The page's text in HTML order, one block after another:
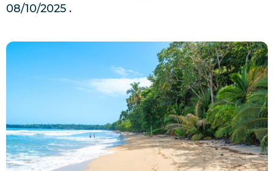
08/10/2025